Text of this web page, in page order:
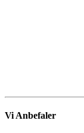
Vi Anbefaler